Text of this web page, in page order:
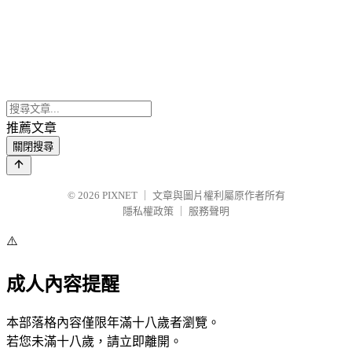
推薦文章
關閉搜尋
© 2026 PIXNET
文章與圖片權利屬原作者所有
隱私權政策
服務聲明
⚠️
成人內容提醒
本部落格內容僅限年滿十八歲者瀏覽。
若您未滿十八歲，請立即離開。